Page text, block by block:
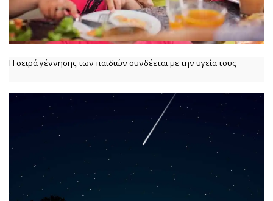
Η σειρά γέννησης των παιδιών συνδέεται με την υγεία τους